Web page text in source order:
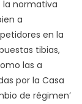
la normativa
a
en la
tibias,
las a
por la Casa
de régimen’